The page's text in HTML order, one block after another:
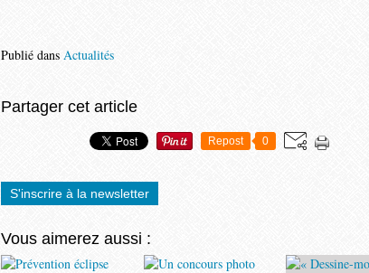
Publié dans Actualités
Partager cet article
Repost 0
S'inscrire à la newsletter
Vous aimerez aussi :